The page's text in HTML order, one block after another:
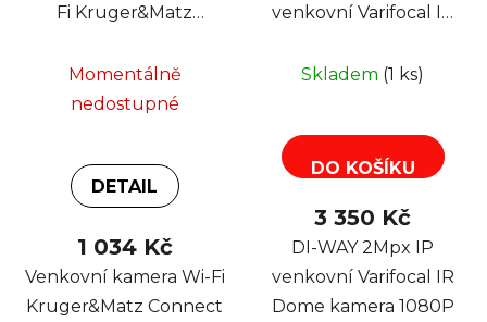
Fi Kruger&Matz
Momentálně
nedostupné
DETAIL
1 034 Kč
Venkovní kamera Wi-Fi
Kruger&Matz Connect
venkovní Varifocal IR
40m, POE
Skladem (1 ks)
DO KOŠÍKU
3 350 Kč
DI-WAY 2Mpx IP
venkovní Varifocal IR
Dome kamera 1080P